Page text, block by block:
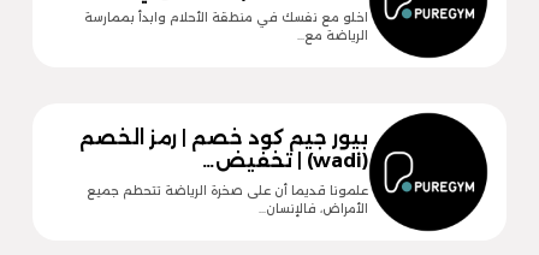
اخلو مع نفسك في منطقة الأحلام وابدأ بممارسة
الرياضة مع…
بيور جيم كود خصم | رمز الخصم
(wadi) | تخفيض…
علمونا قديما أن على صخرة الرياضة تتحطم جميع
الأمراض، فالإنسان…